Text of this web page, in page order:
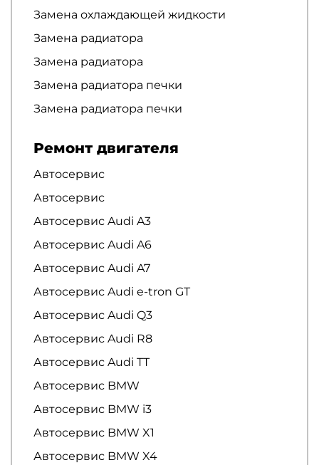
Замена охлаждающей жидкости
Замена радиатора
Замена радиатора
Замена радиатора печки
Замена радиатора печки
Ремонт двигателя
Автосервис
Автосервис
Автосервис Audi A3
Автосервис Audi A6
Автосервис Audi A7
Автосервис Audi e-tron GT
Автосервис Audi Q3
Автосервис Audi R8
Автосервис Audi TT
Автосервис BMW
Автосервис BMW i3
Автосервис BMW X1
Автосервис BMW X4